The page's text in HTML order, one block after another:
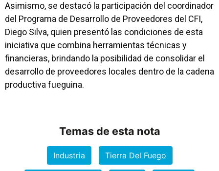
Asimismo, se destacó la participación del coordinador
del Programa de Desarrollo de Proveedores del CFI,
Diego Silva, quien presentó las condiciones de esta
iniciativa que combina herramientas técnicas y
financieras, brindando la posibilidad de consolidar el
desarrollo de proveedores locales dentro de la cadena
productiva fueguina.
Temas de esta nota
Industria Tierra Del Fuego